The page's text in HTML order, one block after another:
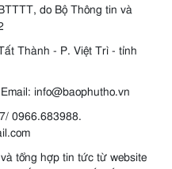
do Bộ Thông tin và
Thành - P. Việt Trì - tỉnh
info@baophutho.vn
0966.683988.
tổng hợp tin tức từ website